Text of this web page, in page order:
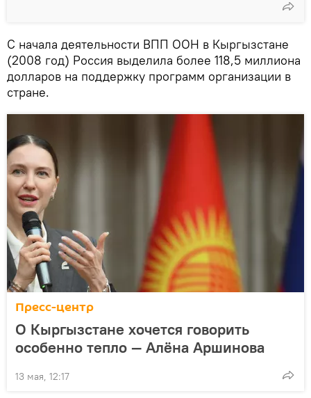
С начала деятельности ВПП ООН в Кыргызстане
(2008 год) Россия выделила более 118,5 миллиона
долларов на поддержку программ организации в
стране.
Пресс-центр
О Кыргызстане хочется говорить
особенно тепло — Алёна Аршинова
13 мая, 12:17